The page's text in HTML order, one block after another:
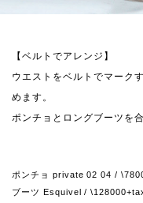
【ベルトでアレンジ】
ウエストをベルトでマーク
めます。
ポンチョとロングブーツを合
ポンチョ private 02 04 /
ブーツ Esquivel /